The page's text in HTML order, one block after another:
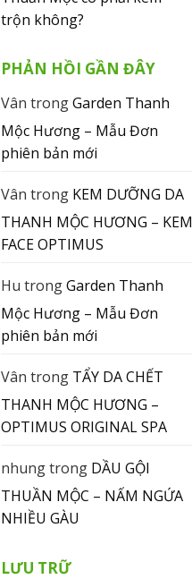
trộn không?
PHẢN HỒI GẦN ĐÂY
Vân trongGarden Thanh
Mộc Hương – Mẫu Đơn
phiên bản mới
Vân trong KEM DƯỠNG DA
THANH MỘC HƯƠNG – KEM
FACE OPTIMUS
Hu trongGarden Thanh
Mộc Hương – Mẫu Đơn
phiên bản mới
Vân trong TẨY DA CHẾT
THANH MỘC HƯƠNG –
OPTIMUS ORIGINAL SPA
nhungtrong DẦU GỘI
THUẦN MỘC – NẤM NGỨA
NHIỀU GÀU
LƯU TRỮ